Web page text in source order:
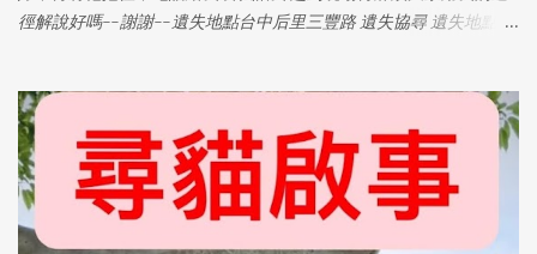
徑解說好嗎--謝謝--遺失地點台中后里三豐路 遺失協尋 遺失地點：
片：有 特徵：（鼻子上面有一條勒痕）（青光眼） 連絡電話：0970
008 286 (葉小姐) 尋獲獎金：紅包 5000 元